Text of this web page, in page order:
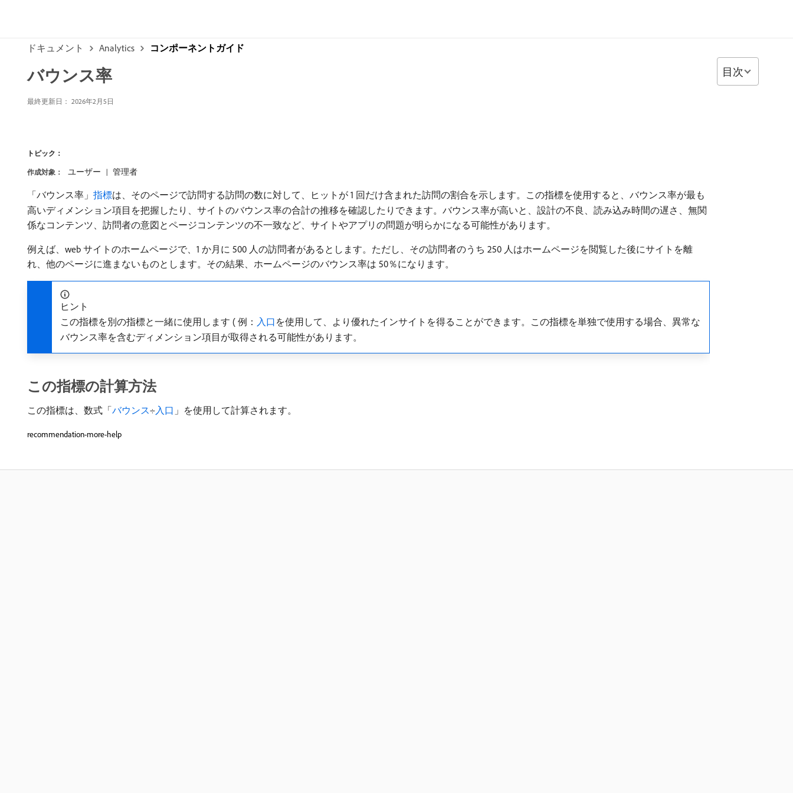
ドキュメント Analytics コンポーネントガイド
バウンス率
最終更新日： 2026年2月5日
トピック：
作成対象： ユーザー 管理者
「バウンス率」 指標は、そのページで訪問する訪問の数に対して、ヒットが 1 回だけ含まれた訪問の割合を示します。この指標を使用すると、バウンス率が最も
高いディメンション項目を把握したり、サイトのバウンス率の合計の推移を確認したりできます。バウンス率が高いと、設計の不良、読み込み時間の遅さ、無関
係なコンテンツ、訪問者の意図とページコンテンツの不一致など、サイトやアプリの問題が明らかになる可能性があります。
例えば、web サイトのホームページで、1 か月に 500 人の訪問者があるとします。ただし、その訪問者のうち 250 人はホームページを閲覧した後にサイトを離
れ、他のページに進まないものとします。その結果、ホームページのバウンス率は 50％になります。
ヒント
この指標を別の指標と一緒に使用します ( 例： 入口 を使用して、より優れたインサイトを得ることができます。この指標を単独で使用する場合、異常な
バウンス率を含むディメンション項目が取得される可能性があります。
この指標の計算方法
この指標は、数式「バウンス÷入口 」を使用して計算されます。
recommendation-more-help
目次